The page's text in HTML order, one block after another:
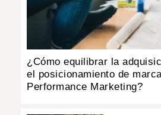
¿Cómo equilibrar la
el posicionamiento de
Performance Marketing?